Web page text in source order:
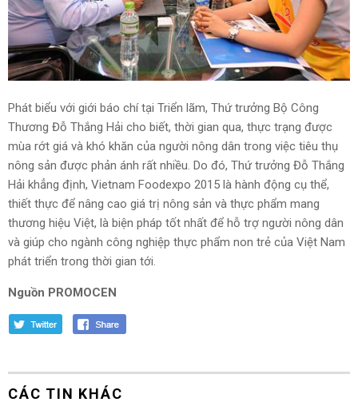
Phát biểu với giới báo chí tại Triển lãm, Thứ trưởng Bộ Công
Thương Đỗ Thắng Hải cho biết, thời gian qua, thực trạng được
mùa rớt giá và khó khăn của người nông dân trong việc tiêu thụ
nông sản được phản ánh rất nhiều. Do đó, Thứ trưởng Đỗ Thắng
Hải khẳng định, Vietnam Foodexpo 2015 là hành động cụ thể,
thiết thực để nâng cao giá trị nông sản và thực phẩm mang
thương hiệu Việt, là biện pháp tốt nhất để hỗ trợ người nông dân
và giúp cho ngành công nghiệp thực phẩm non trẻ của Việt Nam
phát triển trong thời gian tới.
Nguồn PROMOCEN
CÁC TIN KHÁC